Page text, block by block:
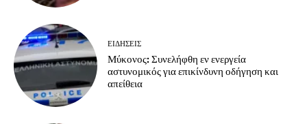
ΕΙΔΗΣΕΙΣ
Μύκονος: Συνελήφθη εν ενεργεία
αστυνομικός για επικίνδυνη οδήγηση και
απείθεια